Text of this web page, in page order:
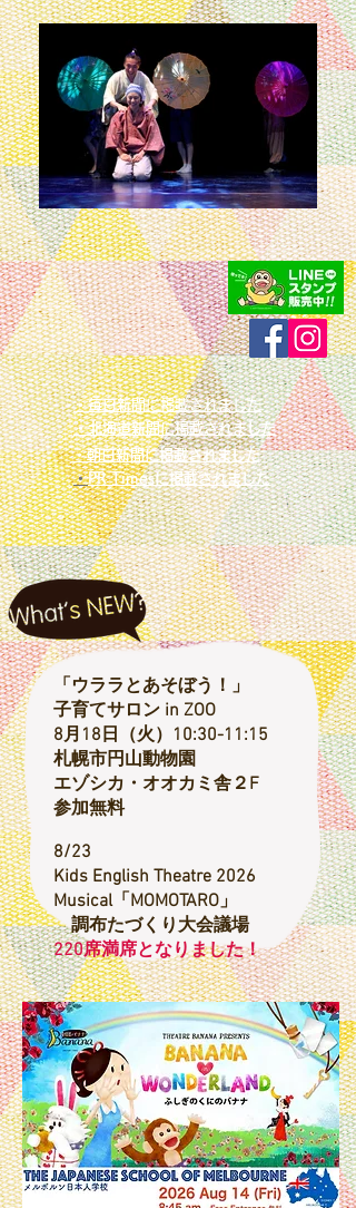
・毎日新聞に掲載されました
​・朝日新聞に掲載されました
​・北海道新聞に掲載されました
​・PR Timesに掲載されました
「ウララとあそぼう！」
​子育てサロン in ZOO
8月18日（火）10:30-11:15
札幌市円山動物園
エゾシカ・オオカミ舎２F​
参加無料
8/23
Kids English Theatre 2026
​Musical「MOMOTARO」
​ 調布たづくり大会議場
​220席満席となりました！